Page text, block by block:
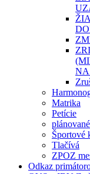
NA
Matrika
Petície
Športové
Tlačívá
ZPOZ
Odkaz